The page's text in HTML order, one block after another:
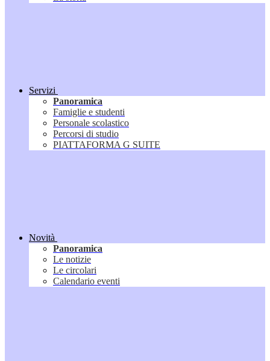
Servizi
Panoramica
Famiglie e studenti
Personale scolastico
Percorsi di studio
PIATTAFORMA G SUITE
Novità
Panoramica
Le notizie
Le circolari
Calendario eventi